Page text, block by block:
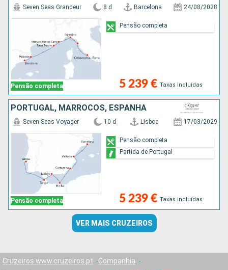
Pensão completa
Seven Seas Grandeur 8 d Barcelona 24/08/2028
5 239 € Taxas incluídas
Pensão completa
PORTUGAL, MARROCOS, ESPANHA
Pensão completa
Seven Seas Voyager 10 d Lisboa 17/03/2029
5 239 € Taxas incluídas
Pensão completa
Partida de Portugal
VER MAIS CRUZEIROS
Cruzeiros www.cruzeiros.pt
Companhia